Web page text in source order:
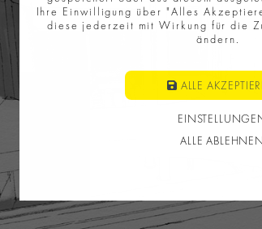
Ihre Einwilligung über "Alles
diese jederzeit mit Wirkung für die
ändern.
ALLE
ALLE ABLEHNEN